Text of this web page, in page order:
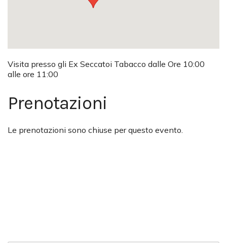
Visita presso gli Ex Seccatoi Tabacco dalle Ore 10:00
alle ore 11:00
Prenotazioni
Le prenotazioni sono chiuse per questo evento.